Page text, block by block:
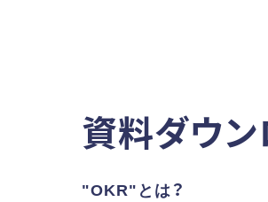
資料ダウ
"OKR"とは？